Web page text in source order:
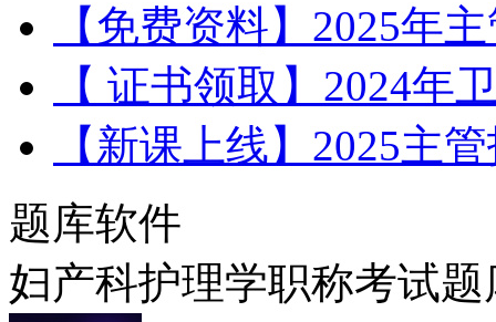
【免费资料】2025年
【 证书领取】2024年
【新课上线】2025主
题库软件
妇产科护理学职称考试